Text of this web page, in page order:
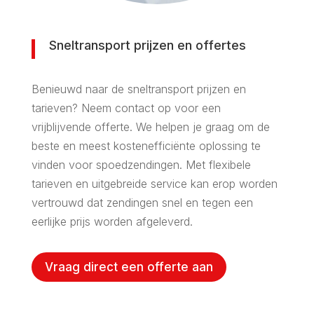
Sneltransport prijzen en offertes
Benieuwd naar de sneltransport prijzen en
tarieven? Neem contact op voor een
vrijblijvende offerte. We helpen je graag om de
beste en meest kostenefficiënte oplossing te
vinden voor spoedzendingen. Met flexibele
tarieven en uitgebreide service kan erop worden
vertrouwd dat zendingen snel en tegen een
eerlijke prijs worden afgeleverd.
Vraag direct een offerte aan